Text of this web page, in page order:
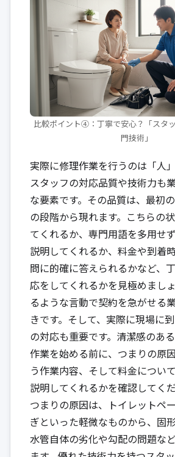
比較ポイント④：丁寧で安心？「スタ
門技術」
実際に修理作業を行うのは「人
スタッフの対応品質や技術力も
な要素です。その品質は、最初
の段階から現れます。こちらの
てくれるか、専門用語を多用せ
説明してくれるか、料金や到着
問に的確に答えられるかなど、
応をしてくれるかを見極めまし
るような言動で契約を急がせる
きです。そして、実際に現場に
の対応も重要です。清潔感のある
作業を始める前に、つまりの原
う作業内容、そして料金につい
説明してくれるかを確認してく
つまりの原因は、トイレットペ
ぎといった軽微なものから、固
水管自体の劣化や勾配の問題な